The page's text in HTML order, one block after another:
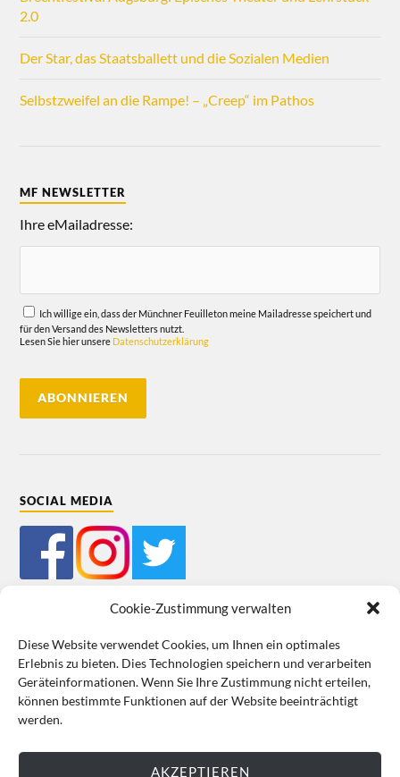
Cookie-Zustimmung verwalten
Diese Website verwendet Cookies, um Ihnen ein optimales
Erlebnis zu bieten. Dies Technologien speichern und verarbeiten
Geräteinformationen. Wenn Sie Ihre Zustimmung nicht erteilen,
können bestimmte Funktionen auf der Website beeinträchtigt
werden.
AKZEPTIEREN
2.0
Der Star, das Staatsballett und die Sozialen Medien
Selbstzweifel an die Rampe! – „Creep“ im Pathos
MF NEWSLETTER
Ihre eMailadresse:
Ich willige ein, dass der Münchner Feuilleton meine Mailadresse speichert und
für den Versand des Newsletters nutzt.
Lesen Sie hier unsere Datenschutzerklärung
SOCIAL MEDIA
Mein Bestellkonto Kundeninformationen Datenschutz
Cookie-Richtlinie (EU) Impressum
VERTRAG WIDERRUFEN